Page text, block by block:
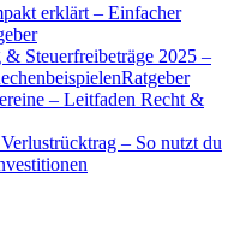
erklärt – Einfacher
Steuerfreibeträge 2025 –
Ratgeber
– Leitfaden Recht &
– So nutzt du